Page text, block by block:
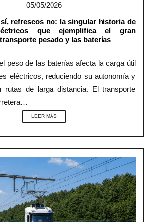
05/05/2026
refrescos no: la singular historia de
que ejemplifica el gran
pesado y las baterías
peso de las baterías afecta la carga útil
eléctricos, reduciendo su autonomía y
rutas de larga distancia. El transporte
LEER MÁS